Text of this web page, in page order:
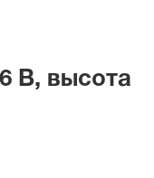
B, высота